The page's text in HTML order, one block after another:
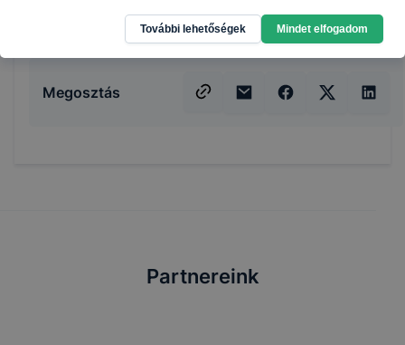
kárügyeket.
Megosztás
Partnereink
További lehetőségek Mindet elfogadom